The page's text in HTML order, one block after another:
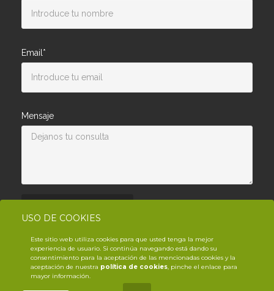
USO DE COOKIES
Este sitio web utiliza cookies para que usted tenga la mejor
experiencia de usuario. Si continúa navegando está dando su
consentimiento para la aceptación de las mencionadas cookies y la
aceptación de nuestra política de cookies, pinche el enlace para
mayor información.
Email*
Mensaje